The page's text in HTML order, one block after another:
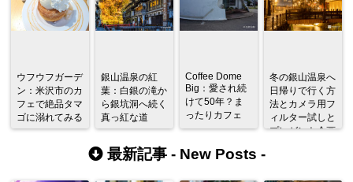
ウフウフガーデ
ン：米沢市のカ
フェで絶品タマ
ゴに溺れてみる
銀山温泉の紅
葉：白銀の滝か
ら銀坑洞へ続く
真っ紅な道
Coffee Dome
Big：愛され続
けて50年？ま
ったりカフェ
冬の銀山温泉へ
日帰りで行く方
法とカメラ用フ
ィルター試しと
プレゼント企画
最新記事 - New Posts -